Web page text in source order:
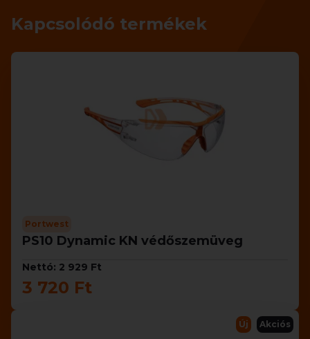
Kapcsolódó termékek
Portwest
PS10 Dynamic KN védőszemüveg
Nettó: 2 929 Ft
3 720 Ft
Új Akciós